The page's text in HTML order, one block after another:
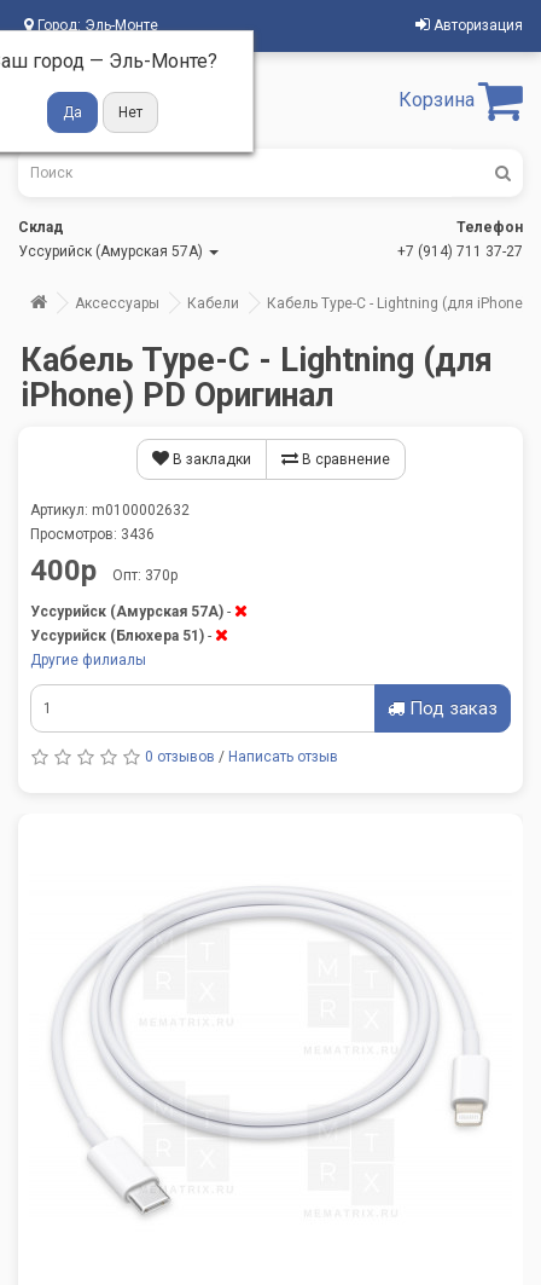
Город: Эль-Монте
город — Эль-Монте?
Авторизация
Корзина
Склад
Уссурийск (Амурская 57А)
Телефон
+7 (914) 711 37-27
Аксессуары Кабели Кабель Type-C - Lightning (для iPhone)
Кабель Type-C - Lightning (для
iPhone) PD Оригинал
В закладки В сравнение
Артикул: m0100002632
Просмотров: 3436
400р Опт: 370р
Уссурийск (Амурская 57А) -
Уссурийск (Блюхера 51) -
Другие филиалы
Под заказ
0 отзывов / Написать отзыв